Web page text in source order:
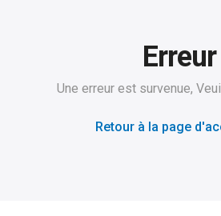
Erreur
Une erreur est survenue,
Retour à la page